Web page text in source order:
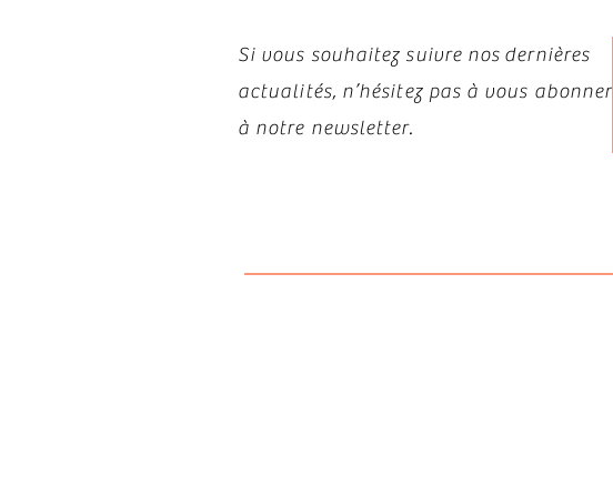
Si vous souhaitez suivre nos dernières
actualités, n’hésitez pas à vous abonner
à notre newsletter.